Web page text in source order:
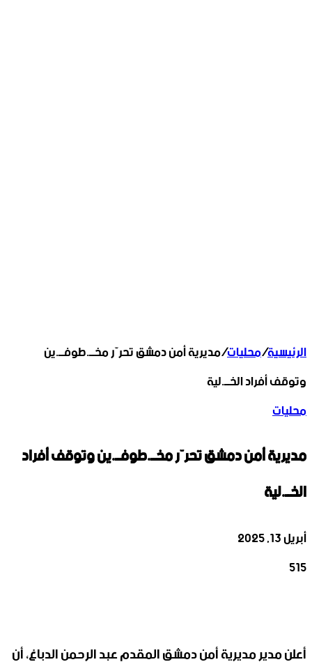
الرئيسية/محليات/مديرية أمن دمشق تحرّر مخــ.طوفــ.ين
وتوقف أفراد الخــ.لية
محليات
مديرية أمن دمشق تحرّر مخــ.طوفــ.ين وتوقف أفراد
الخــ.لية
أبريل 13, 2025
515
أعلن مدير مديرية أمن دمشق المقدم عبد الرحمن الدباغ، أن